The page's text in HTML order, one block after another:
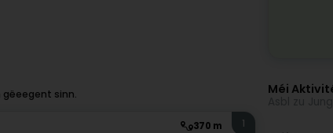
gëeegent sinn.
370 m 1
Méi